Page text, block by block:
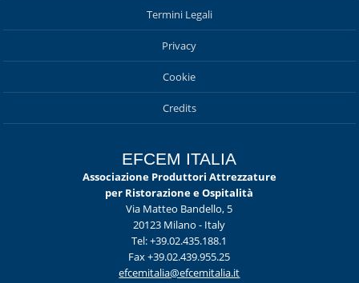
Termini Legali
Privacy
Cookie
Credits
EFCEM ITALIA
Associazione Produttori Attrezzature
per Ristorazione e Ospitalità
Via Matteo Bandello, 5
20123 Milano - Italy
Tel: +39.02.435.188.1
Fax +39.02.439.955.25
efcemitalia@efcemitalia.it